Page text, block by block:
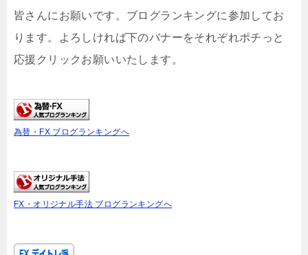
皆さんにお願いです。ブログランキングに参加してお
ります。よろしければ下のバナーをそれぞれポチっと
応援クリックお願いいたします。
為替・FX ブログランキングへ
FX・オリジナル手法 ブログランキングへ